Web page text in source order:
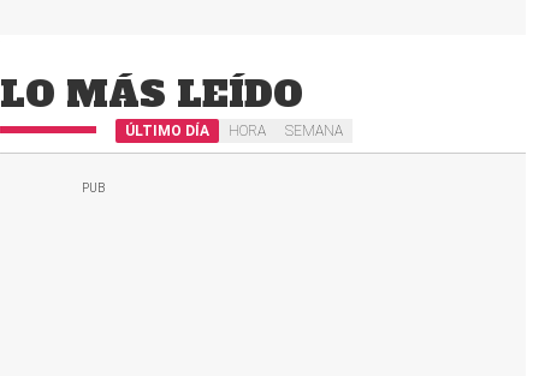
LO MÁS LEÍDO
ÚLTIMO DÍA HORA SEMANA